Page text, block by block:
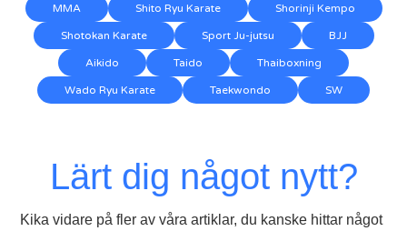
MMA Shito Ryu Karate Shorinji Kempo
Shotokan Karate Sport Ju-jutsu BJJ
Aikido Taido Thaiboxning
Wado Ryu Karate Taekwondo SW
Lärt dig något nytt?
Kika vidare på fler av våra artiklar, du kanske hittar något